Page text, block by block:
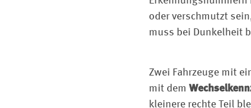
oder verschmutzt
muss bei Dunkelheit
Zwei Fahrzeuge mit
mit dem
kleinere rechte Teil